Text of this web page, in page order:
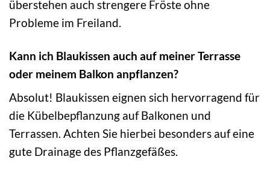
überstehen auch strengere Fröste ohne
Probleme im Freiland.
Kann ich Blaukissen auch auf meiner Terrasse
oder meinem Balkon anpflanzen?
Absolut! Blaukissen eignen sich hervorragend für
die Kübelbepflanzung auf Balkonen und
Terrassen. Achten Sie hierbei besonders auf eine
gute Drainage des Pflanzgefäßes.